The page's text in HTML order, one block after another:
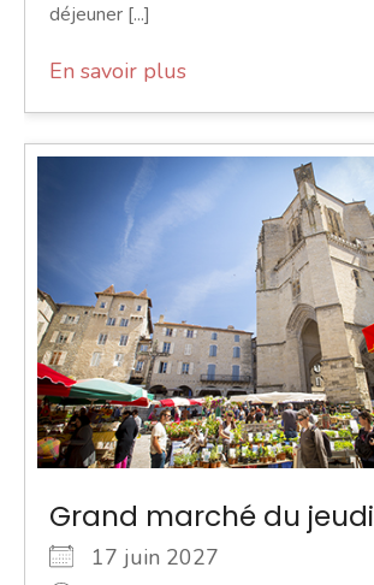
déjeuner [...]
En savoir plus
Grand marché du jeudi
17 juin 2027